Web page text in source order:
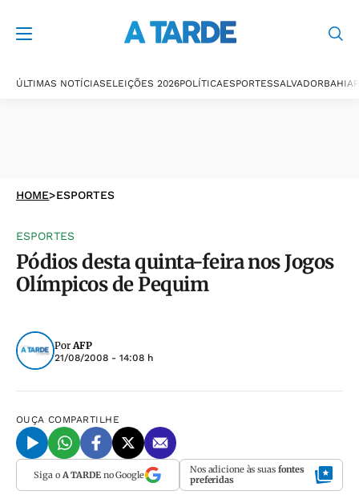
ÚLTIMAS NOTÍCIASELEIÇÕES 2026POLÍTICAESPORTESSALVADORBAHIA
HOME>ESPORTES
ESPORTES
Pódios desta quinta-feira nos Jogos
Olímpicos de Pequim
PorAFP
21/08/2008 - 14:08 h
OUÇA COMPARTILHE
Siga o A TARDEno Google Nos adicione às suas fontes
preferidas